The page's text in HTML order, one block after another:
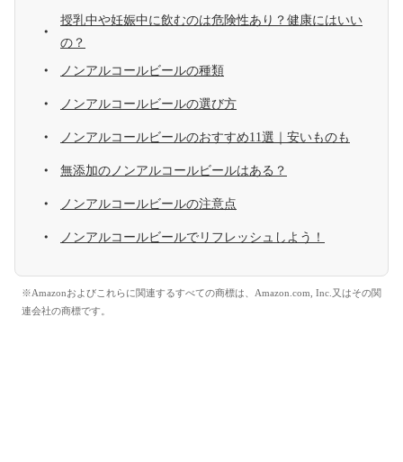
授乳中や妊娠中に飲むのは危険性あり？健康にはいい
の？
ノンアルコールビールの種類
ノンアルコールビールの選び方
ノンアルコールビールのおすすめ11選｜安いものも
無添加のノンアルコールビールはある？
ノンアルコールビールの注意点
ノンアルコールビールでリフレッシュしよう！
※Amazonおよびこれらに関連するすべての商標は、Amazon.com, Inc.又はその関
連会社の商標です。